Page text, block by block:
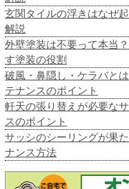
玄関タイルの浮きはなぜ
解説
外壁塗装は不要って本当
す塗装の役割
破風・鼻隠し・ケラバと
テナンスのポイント
軒天の張り替えが必要な
スのポイント
サッシのシーリングが果
ナンス方法